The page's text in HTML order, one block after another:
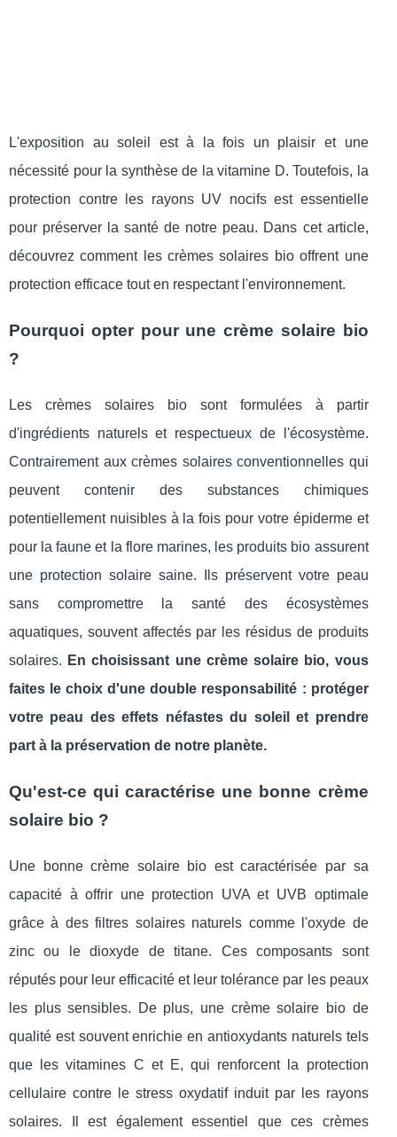
L'exposition au soleil est à la fois un plaisir et une
nécessité pour la synthèse de la vitamine D. Toutefois, la
protection contre les rayons UV nocifs est essentielle
pour préserver la santé de notre peau. Dans cet article,
découvrez comment les crèmes solaires bio offrent une
protection efficace tout en respectant l'environnement.
Pourquoi opter pour une crème solaire bio
?
Les crèmes solaires bio sont formulées à partir
d'ingrédients naturels et respectueux de l'écosystème.
Contrairement aux crèmes solaires conventionnelles qui
peuvent contenir des substances chimiques
potentiellement nuisibles à la fois pour votre épiderme et
pour la faune et la flore marines, les produits bio assurent
une protection solaire saine. Ils préservent votre peau
sans compromettre la santé des écosystèmes
aquatiques, souvent affectés par les résidus de produits
solaires. En choisissant une crème solaire bio, vous
faites le choix d'une double responsabilité : protéger
votre peau des effets néfastes du soleil et prendre
part à la préservation de notre planète.
Qu'est-ce qui caractérise une bonne crème
solaire bio ?
Une bonne crème solaire bio est caractérisée par sa
capacité à offrir une protection UVA et UVB optimale
grâce à des filtres solaires naturels comme l'oxyde de
zinc ou le dioxyde de titane. Ces composants sont
réputés pour leur efficacité et leur tolérance par les peaux
les plus sensibles. De plus, une crème solaire bio de
qualité est souvent enrichie en antioxydants naturels tels
que les vitamines C et E, qui renforcent la protection
cellulaire contre le stress oxydatif induit par les rayons
solaires. Il est également essentiel que ces crèmes